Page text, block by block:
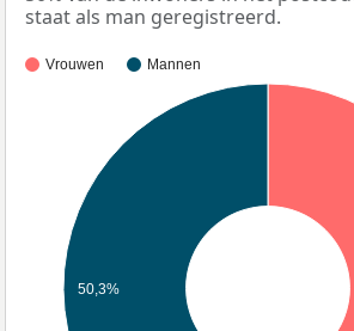
staat als man geregistreerd.
Vrouwen Mannen
50,3%